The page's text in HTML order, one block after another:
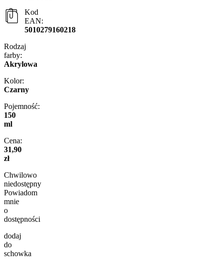
Kod
EAN:
5010279160218
Rodzaj
farby:
Akrylowa
Kolor:
Czarny
Pojemność:
150
ml
Cena:
31,90
zł
Chwilowo
niedostępny
Powiadom
mnie
o
dostępności
dodaj
do
schowka